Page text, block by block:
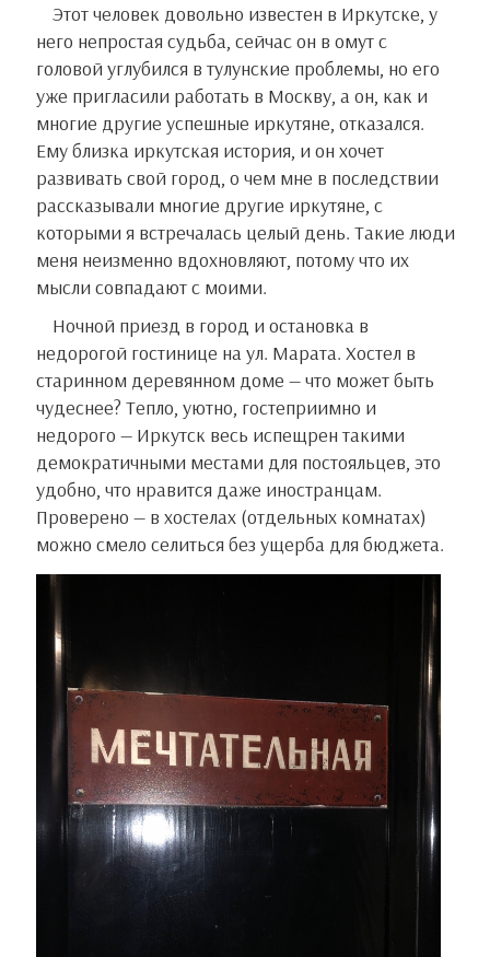
Этот человек довольно известен в Иркутске, у
него непростая судьба, сейчас он в омут с
головой углубился в тулунские проблемы, но его
уже пригласили работать в Москву, а он, как и
многие другие успешные иркутяне, отказался.
Ему близка иркутская история, и он хочет
развивать свой город, о чем мне в последствии
рассказывали многие другие иркутяне, с
которыми я встречалась целый день. Такие люди
меня неизменно вдохновляют, потому что их
мысли совпадают с моими.
Ночной приезд в город и остановка в
недорогой гостинице на ул. Марата. Хостел в
старинном деревянном доме — что может быть
чудеснее? Тепло, уютно, гостеприимно и
недорого — Иркутск весь испещрен такими
демократичными местами для постояльцев, это
удобно, что нравится даже иностранцам.
Проверено — в хостелах (отдельных комнатах)
можно смело селиться без ущерба для бюджета.